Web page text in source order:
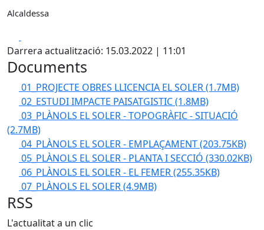
Alcaldessa
Darrera actualització: 15.03.2022 | 11:01
Documents
01_PROJECTE OBRES LLICENCIA EL SOLER(1.7MB)
02_ESTUDI IMPACTE PAISATGISTIC(1.8MB)
03_PLÀNOLS EL SOLER - TOPOGRÀFIC - SITUACIÓ
(2.7MB)
04_PLÀNOLS EL SOLER - EMPLAÇAMENT(203.75KB)
05_PLÀNOLS EL SOLER - PLANTA I SECCIÓ (330.02KB)
06_PLÀNOLS EL SOLER - EL FEMER(255.35KB)
07_PLÀNOLS EL SOLER(4.9MB)
RSS
L'actualitat a un clic